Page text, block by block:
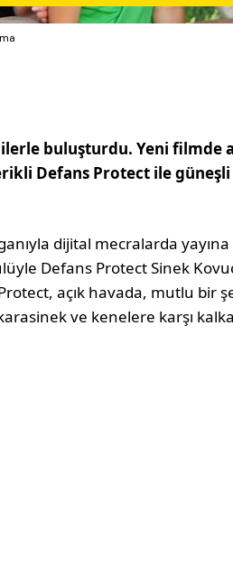
buluşturdu. Yeni filmde
Defans Protect ile
dijital mecralarda
Defans Protect Sinek
açık havada, mutlu bir
ve kenelere karşı